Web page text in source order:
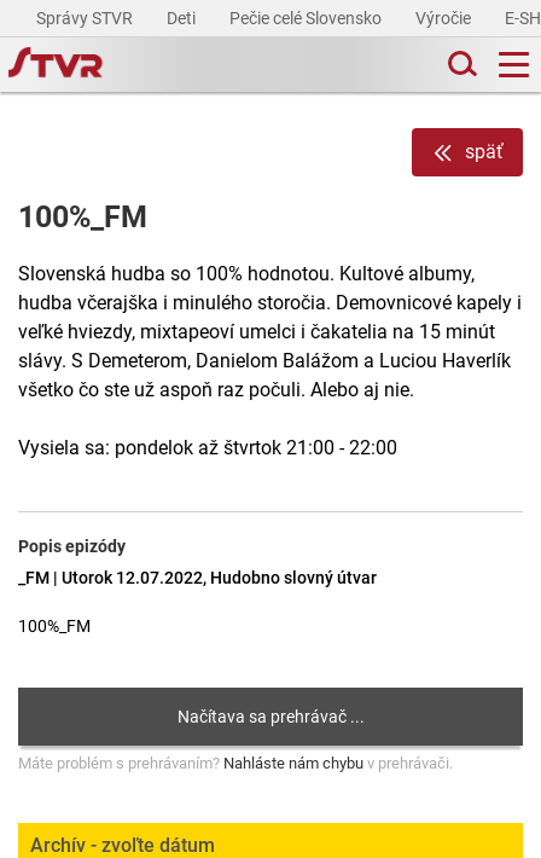
Správy STVR Deti Pečie celé Slovensko Výročie E-
späť
100%_FM
Slovenská hudba so 100% hodnotou. Kultové albumy,
hudba včerajška i minulého storočia. Demovnicové kapely i
veľké hviezdy, mixtapeoví umelci i čakatelia na 15 minút
slávy. S Demeterom, Danielom Balážom a Luciou Haverlík
všetko čo ste už aspoň raz počuli. Alebo aj nie.
Vysiela sa: pondelok až štvrtok 21:00 - 22:00
Popis epizódy
_FM | Utorok 12.07.2022, Hudobno slovný útvar
100%_FM
Máte problém s prehrávaním? Nahláste nám chybu v prehrávači.
Archív - zvoľte dátum